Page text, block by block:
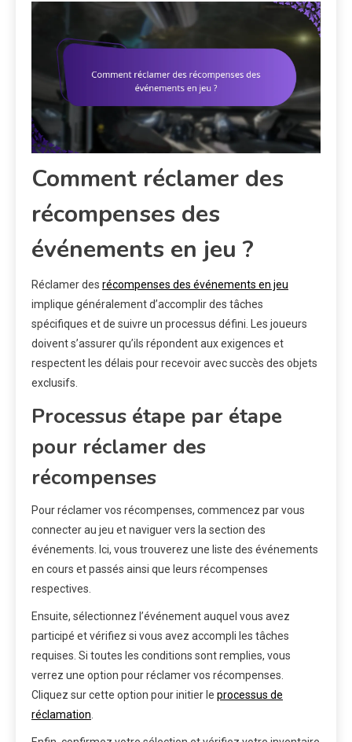
Comment réclamer des
récompenses des
événements en jeu ?
Réclamer des récompenses des événements en jeu
implique généralement d’accomplir des tâches
spécifiques et de suivre un processus défini. Les joueurs
doivent s’assurer qu’ils répondent aux exigences et
respectent les délais pour recevoir avec succès des objets
exclusifs.
Processus étape par étape
pour réclamer des
récompenses
Pour réclamer vos récompenses, commencez par vous
connecter au jeu et naviguer vers la section des
événements. Ici, vous trouverez une liste des événements
en cours et passés ainsi que leurs récompenses
respectives.
Ensuite, sélectionnez l’événement auquel vous avez
participé et vérifiez si vous avez accompli les tâches
requises. Si toutes les conditions sont remplies, vous
verrez une option pour réclamer vos récompenses.
Cliquez sur cette option pour initier le processus de
réclamation